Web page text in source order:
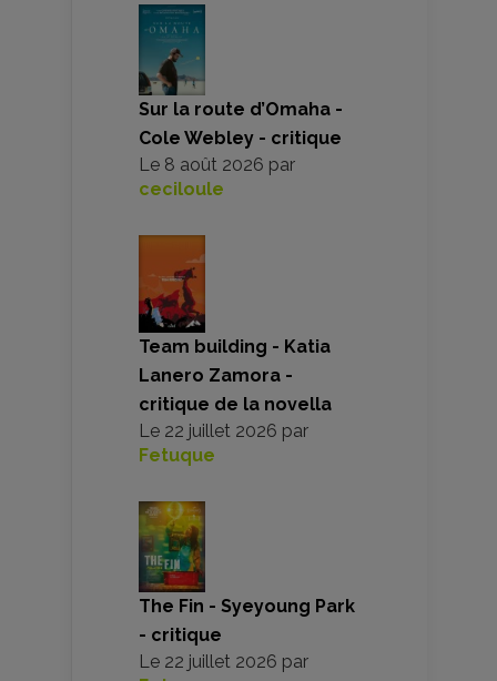
Sur la route d’Omaha -
Cole Webley - critique
Le 8 août 2026 par
ceciloule
Team building - Katia
Lanero Zamora -
critique de la novella
Le 22 juillet 2026 par
Fetuque
The Fin - Syeyoung Park
- critique
Le 22 juillet 2026 par